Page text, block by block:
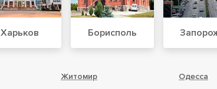
Харьков Борисполь
Житомир Одесса